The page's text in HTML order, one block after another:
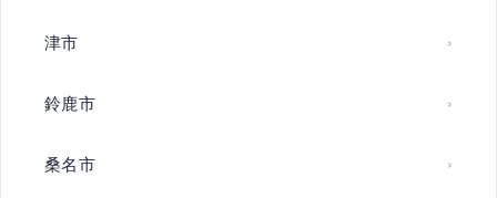
津市
鈴鹿市
桑名市